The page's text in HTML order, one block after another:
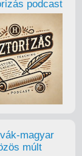
podcast
magyar
múlt